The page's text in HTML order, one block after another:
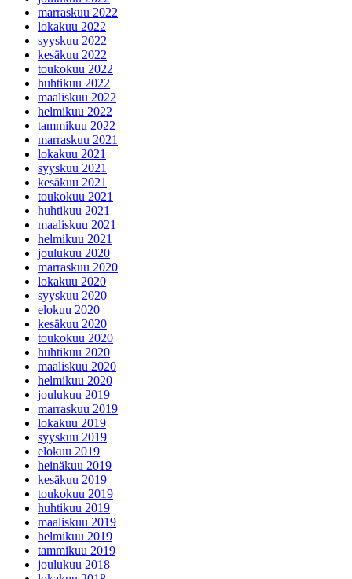
marraskuu 2022
lokakuu 2022
syyskuu 2022
kesäkuu 2022
toukokuu 2022
huhtikuu 2022
maaliskuu 2022
helmikuu 2022
tammikuu 2022
marraskuu 2021
lokakuu 2021
syyskuu 2021
kesäkuu 2021
toukokuu 2021
huhtikuu 2021
maaliskuu 2021
helmikuu 2021
joulukuu 2020
marraskuu 2020
lokakuu 2020
syyskuu 2020
elokuu 2020
kesäkuu 2020
toukokuu 2020
huhtikuu 2020
maaliskuu 2020
helmikuu 2020
joulukuu 2019
marraskuu 2019
lokakuu 2019
syyskuu 2019
elokuu 2019
heinäkuu 2019
kesäkuu 2019
toukokuu 2019
huhtikuu 2019
maaliskuu 2019
helmikuu 2019
tammikuu 2019
joulukuu 2018